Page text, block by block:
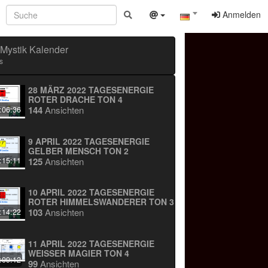
Anmelden
Kalender
28 MÄRZ 2022 TAGESENERGIE
ROTER DRACHE TON 4
144Ansichten
9 APRIL 2022 TAGESENERGIE
GELBER MENSCH TON 2
125Ansichten
10 APRIL 2022 TAGESENERGIE
ROTER HIMMELSWANDERER TON 3
103Ansichten
11 APRIL 2022 TAGESENERGIE
WEISSER MAGIER TON 4
99Ansichten